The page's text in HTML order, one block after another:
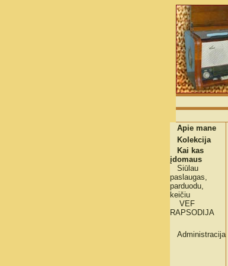
Apie mane
Kolekcija
Kai kas
įdomaus
Siūlau
paslaugas,
parduodu,
keičiu
VEF
RAPSODIJA
Administracija